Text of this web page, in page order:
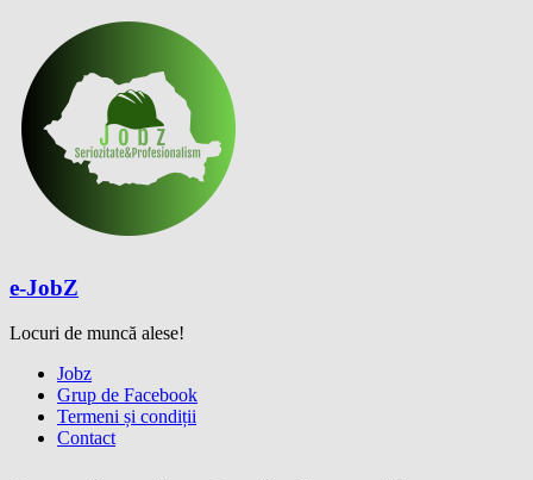
content
e-JobZ
Locuri de muncă alese!
Meniu Jobz
Grup de Facebook
Termeni și condiții
Contact